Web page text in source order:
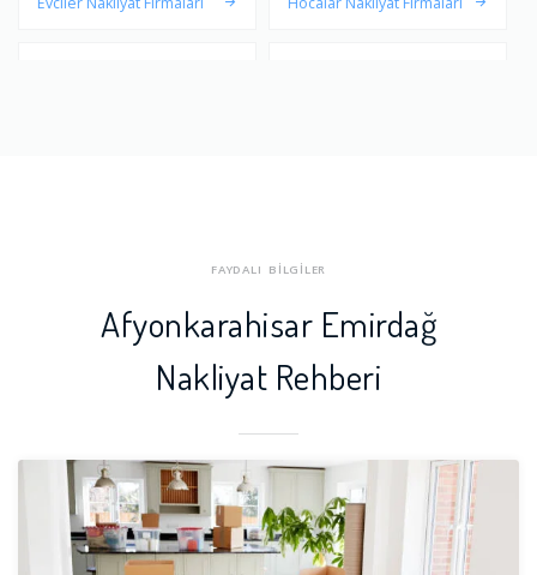
Sultandağı Nakliyat Firmala
Şuhut Nakliyat Firmaları
FAYDALI BİLGİLER
Afyonkarahisar Emirdağ
Nakliyat Rehberi